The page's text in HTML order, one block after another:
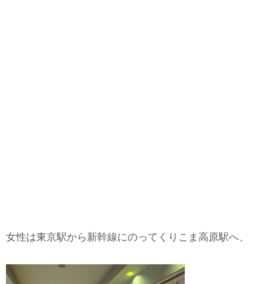
女性は東京駅から新幹線にのってくりこま高原駅へ、